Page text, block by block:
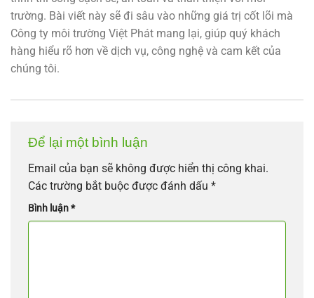
trường. Bài viết này sẽ đi sâu vào những giá trị cốt lõi mà
Công ty môi trường Việt Phát mang lại, giúp quý khách
hàng hiểu rõ hơn về dịch vụ, công nghệ và cam kết của
chúng tôi.
Để lại một bình luận
Email của bạn sẽ không được hiển thị công khai.
Các trường bắt buộc được đánh dấu *
Bình luận*